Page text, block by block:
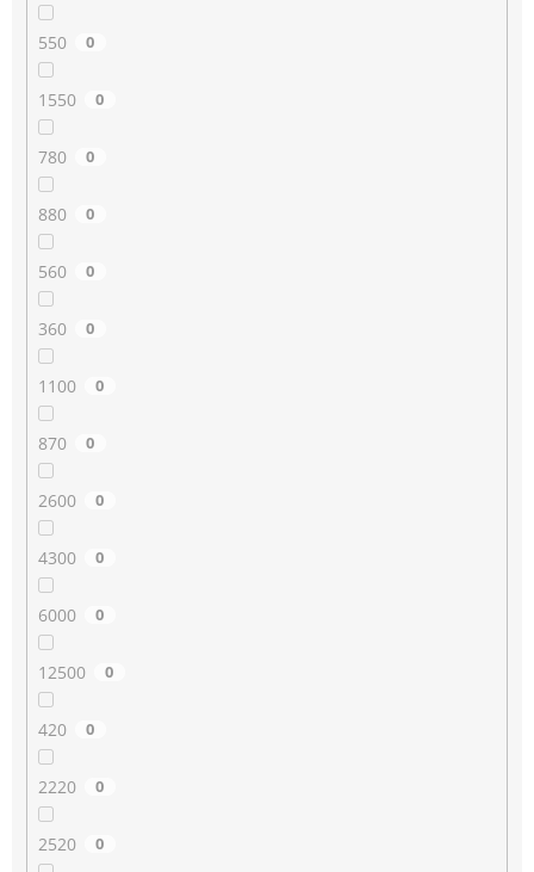
550 0
1550 0
780 0
880 0
560 0
360 0
1100 0
870 0
2600 0
4300 0
6000 0
12500 0
420 0
2220 0
2520 0